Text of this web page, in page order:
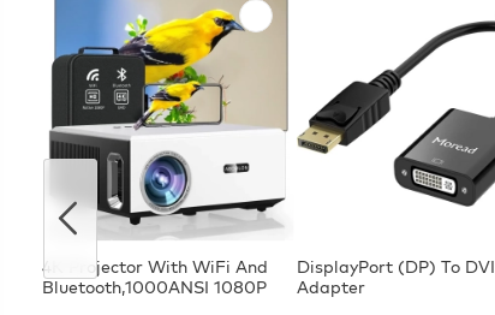
4K Projector With WiFi And
Bluetooth,1000ANSI 1080P
DisplayPort (DP) To DVI
Adapter